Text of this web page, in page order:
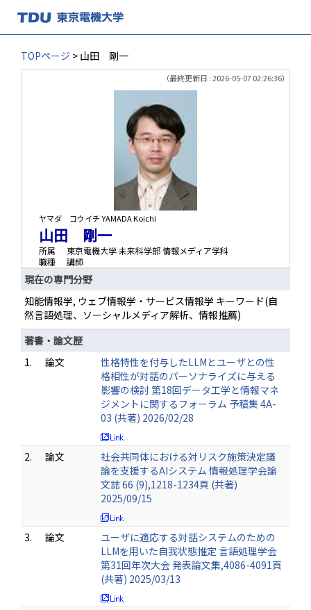
TOPページ > 山田 剛一
（最終更新日 : 2026-05-07 02:26:36）
ヤマダ コウイチ YAMADA Koichi
山田 剛一
所属
東京電機大学 未来科学部 情報メディア学科
職種
講師
現在の専門分野
知能情報学, ウェブ情報学・サービス情報学 キーワード(自
然言語処理、ソーシャルメディア解析、情報推薦)
著書・論文歴
1.
論文
性格特性を付与したLLMとユーザとの性
格相性が対話のパーソナライズに与える
影響の検討 第18回データ工学と情報マネ
ジメントに関するフォーラム 予稿集 4A-
03 (共著) 2026/02/28
2. 論文
社会共同体における対リスク施策決定議
論を支援するAIシステム 情報処理学会論
文誌 66 (9),1218-1234頁 (共著)
2025/09/15
3. 論文
ユーザに適応する対話システムのための
LLMを用いた自我状態推定 言語処理学会
第31回年次大会 発表論文集,4086-4091頁
(共著) 2025/03/13